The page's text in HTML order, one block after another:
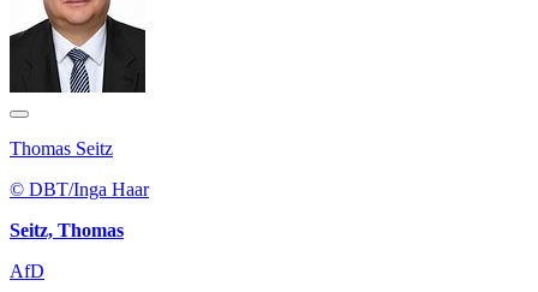
Thomas Seitz
© DBT/Inga Haar
Seitz, Thomas
AfD